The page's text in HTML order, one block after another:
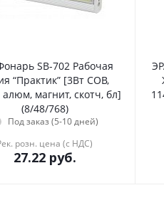
SB-702 Рабочая
“Практик” [3Вт COB,
магнит, скотч, бл]
(8/48/768)
Под заказ (5-10 дней)
розн. цена (с НДС)
27.22руб.